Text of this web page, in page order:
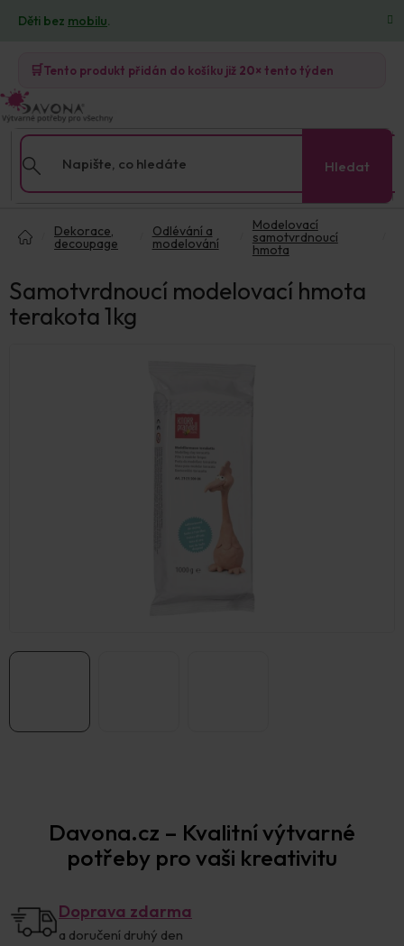
obsah
Děti bez mobilu.
🛒Tento produkt přidán do košíku již 20× tento týden
Hledat
Dekorace,
decoupage
Odlévání a
modelování
Modelovací
samotvrdnoucí
hmota
Samotvrdnoucí modelovací hmota
terakota 1kg
Davona.cz – Kvalitní výtvarné
potřeby pro vaši kreativitu
Doprava zdarma
a doručení druhý den